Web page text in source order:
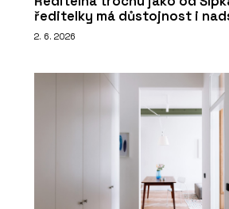
ředitelky má důstojnost i
2. 6. 2026